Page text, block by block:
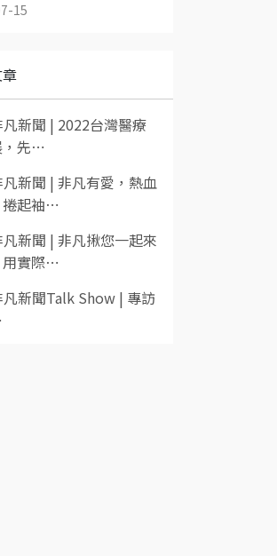
15
新聞 | 2022台灣醫療
，先⋯
新聞 | 非凡有愛，熱血
捲起袖⋯
新聞 | 非凡揪您一起來
用實際⋯
新聞Talk Show | 專訪